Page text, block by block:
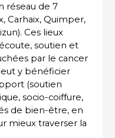
réseau de 7
Carhaix, Quimper,
Ces lieux
soutien et
par le cancer
y bénéficier
(soutien
socio-coiffure,
de bien-être, en
mieux traverser la